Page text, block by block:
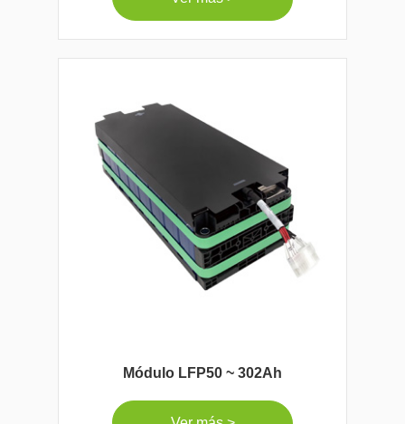
Módulo LFP50 ~ 302Ah